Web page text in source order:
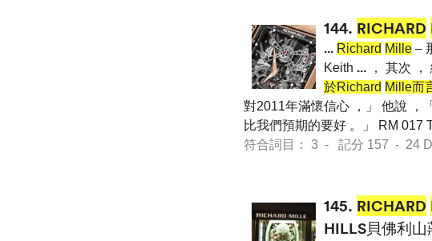
144. RICHARD
... Richard Mille –
Keith ... ， 其次
於Richard Mille而
對2011年滿懷信心 ，」 他說 ，
比我們預期的要好 。」 RM 017
符合詞目： 3 - 記分 157 - 24
145. RICHARD
HILLS貝佛利山